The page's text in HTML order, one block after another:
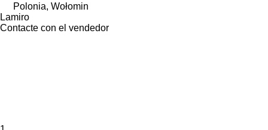
Polonia, Wołomin
Lamiro
Contacte con el vendedor